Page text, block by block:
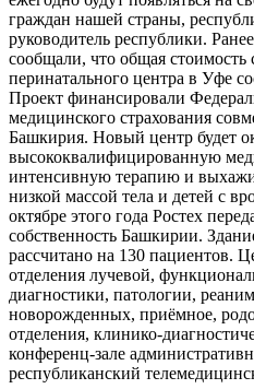
граждан нашей страны,
руководитель республики.
сообщали, что общая стоимость
перинатального центра в Уфе
Проект финансировали
медицинского страхования
Башкирия. Новый центр будет
высококвалифицированную
интенсивную терапию и
низкой массой тела и детей с
октябре этого года Ростех
собственность Башкирии.
рассчитано на 130 пациентов.
отделения лучевой,
диагностики, патологии,
новорожденных, приёмное,
отделения, клинико-
конференц-зале
республиканский